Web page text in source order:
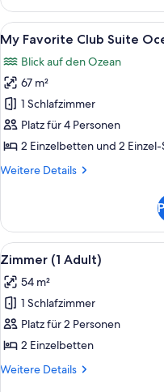
+
1
Child
anzeigen
Favorite
Club
Suite
Ocean
View
2
Adults
+
Child
Alle
Fotos
für
My
Favorite
Club
Suite
View
+
2
Children
anzeigen
5
My Favorite Club Suite
Blick auf den Ozean
67 m²
1 Schlafzimmer
Platz für 4 Personen
2 Einzelbetten und 2 Einzel-
Weitere Details
Weitere
Favorite
Club
Suite
View
2
Adults
+
2
Alle
Fotos
für
Zimmer
(1
Adult)
anzeigen
4
Zimmer (1 Adult)
54 m²
1 Schlafzimmer
Platz für 2 Personen
2 Einzelbetten
Weitere Details
Weitere